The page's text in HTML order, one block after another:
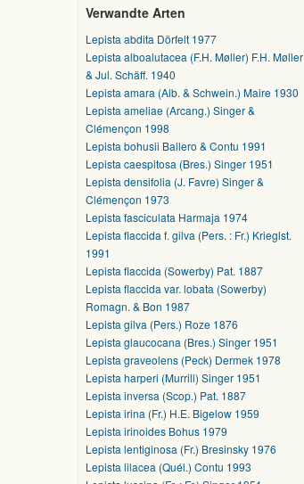
Verwandte Arten
Lepista abdita Dörfelt 1977
Lepista alboalutacea (F.H. Møller) F.H. Møller
& Jul. Schäff. 1940
Lepista amara (Alb. & Schwein.) Maire 1930
Lepista ameliae (Arcang.) Singer &
Clémençon 1998
Lepista bohusii Ballero & Contu 1991
Lepista caespitosa (Bres.) Singer 1951
Lepista densifolia (J. Favre) Singer &
Clémençon 1973
Lepista fasciculata Harmaja 1974
Lepista flaccida f. gilva (Pers. : Fr.) Krieglst.
1991
Lepista flaccida (Sowerby) Pat. 1887
Lepista flaccida var. lobata (Sowerby)
Romagn. & Bon 1987
Lepista gilva (Pers.) Roze 1876
Lepista glaucocana (Bres.) Singer 1951
Lepista graveolens (Peck) Dermek 1978
Lepista harperi (Murrill) Singer 1951
Lepista inversa (Scop.) Pat. 1887
Lepista irina (Fr.) H.E. Bigelow 1959
Lepista irinoides Bohus 1979
Lepista lentiginosa (Fr.) Bresinsky 1976
Lepista lilacea (Quél.) Contu 1993